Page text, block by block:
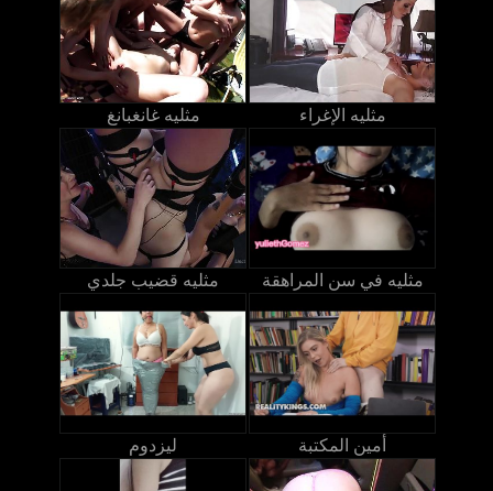
مثليه غانغبانغ مثليه الإغراء
مثليه قضيب جلدي مثليه في سن المراهقة
ليزدوم أمين المكتبة